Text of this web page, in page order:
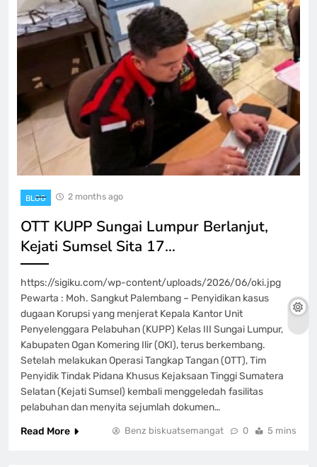
BLOG 2 months ago
OTT KUPP Sungai Lumpur Berlanjut,
Kejati Sumsel Sita 17…
https://sigiku.com/wp-content/uploads/2026/06/oki.jpg
Pewarta : Moh. Sangkut Palembang – Penyidikan kasus
dugaan Korupsi yang menjerat Kepala Kantor Unit
Penyelenggara Pelabuhan (KUPP) Kelas III Sungai Lumpur,
Kabupaten Ogan Komering Ilir (OKI), terus berkembang.
Setelah melakukan Operasi Tangkap Tangan (OTT), Tim
Penyidik Tindak Pidana Khusus Kejaksaan Tinggi Sumatera
Selatan (Kejati Sumsel) kembali menggeledah fasilitas
pelabuhan dan menyita sejumlah dokumen…
Read More
Benz biskuatsemangat 0 5 mins